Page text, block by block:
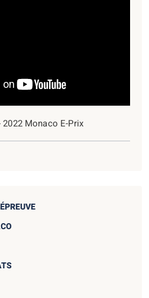
Monaco E-Prix